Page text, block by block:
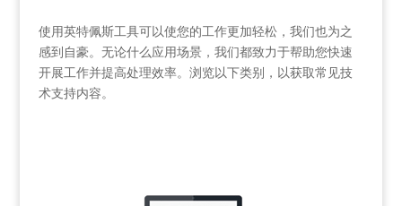
使用英特佩斯工具可以使您的工作更加轻松，我们也为之
感到自豪。无论什么应用场景，我们都致力于帮助您快速
开展工作并提高处理效率。浏览以下类别，以获取常见技
术支持内容。